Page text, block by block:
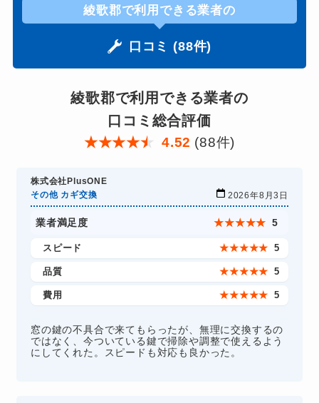
綾歌郡で利用できる業者の
口コミ (88件)
綾歌郡で利用できる業者の
口コミ総合評価
★★★★★ 4.52 (88件)
株式会社PlusONE
その他 カギ交換
2026年8月3日
業者満足度 ★★★★★ 5
スピード ★★★★★ 5
品質 ★★★★★ 5
費用 ★★★★★ 5
窓の鍵の不具合で来てもらったが、無理に交換するの
ではなく、今ついている鍵で掃除や調整で使えるよう
にしてくれた。スピードも対応も良かった。